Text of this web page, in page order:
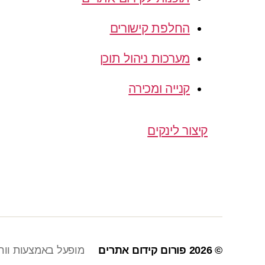
החלפת קישורים
מערכות ניהול תוכן
קנייה ומכירה
קיצור לינקים
© 2026 פורום קידום אתרים מופעל באמצעות